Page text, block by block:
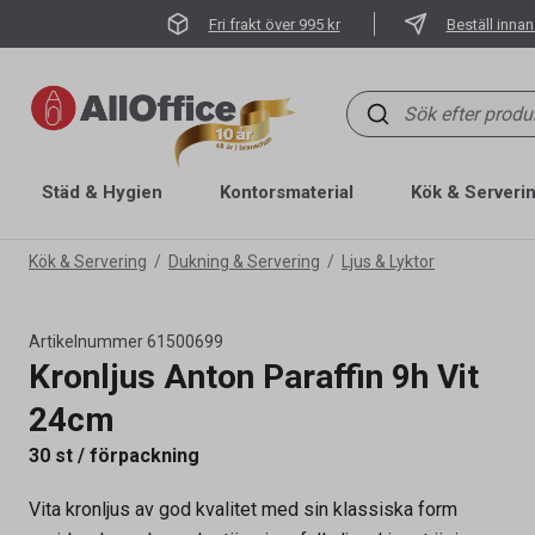
Fri frakt över 995 kr Beställ
Städ & Hygien Kontorsmaterial Kök &
Kök & Servering Dukning & Servering Ljus & Lyktor
Artikelnummer61500699
Kronljus Anton Paraffin 9h Vit
24cm
30 st / förpackning
Vita kronljus av god kvalitet med sin klassiska form